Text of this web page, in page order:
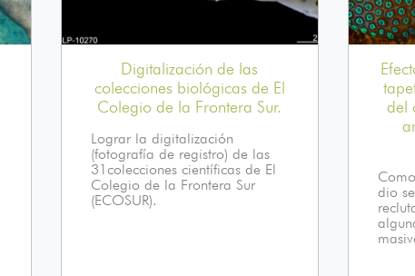
Digitalización de las
colecciones biológicas de El
Colegio de la Frontera Sur.
Lograr la digitalización
(fotografía de registro) de las
31colecciones científicas de El
Colegio de la Frontera Sur
(ECOSUR).
del
dio